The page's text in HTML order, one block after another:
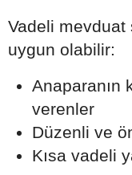
Vadeli mevduat
uygun olabilir:
Anaparanın
verenler
Düzenli ve
Kısa vadeli